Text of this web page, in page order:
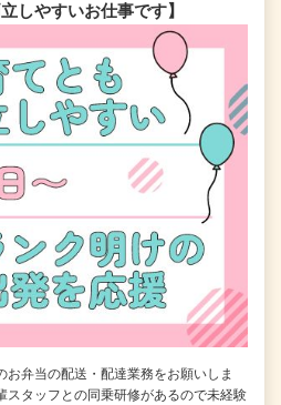
しやすいお仕事です】
お弁当の配送・配達業務をお願いしま
タッフとの同乗研修があるので未経験